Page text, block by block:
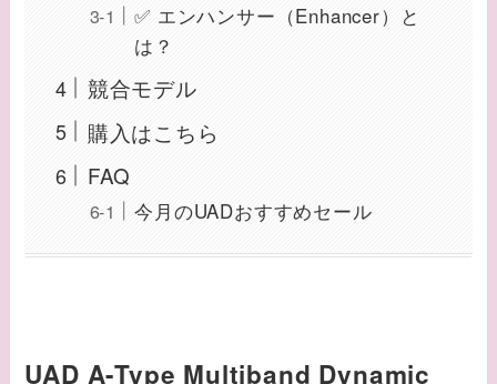
✅ エンハンサー（Enhancer）と
は？
競合モデル
購入はこちら
FAQ
今月のUADおすすめセール
UAD A-Type Multiband Dynamic